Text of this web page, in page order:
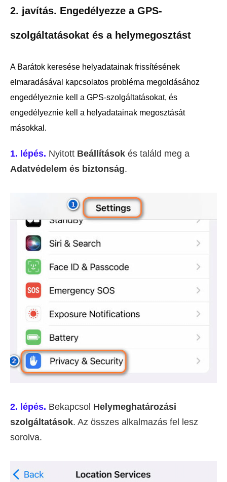
2. javítás. Engedélyezze a GPS-
szolgáltatásokat és a helymegosztást
A Barátok keresése helyadatainak frissítésének
elmaradásával kapcsolatos probléma megoldásához
engedélyeznie kell a GPS-szolgáltatásokat, és
engedélyeznie kell a helyadatainak megosztását
másokkal.
1. lépés. Nyitott Beállítások és találd meg a
Adatvédelem és biztonság.
2. lépés. Bekapcsol Helymeghatározási
szolgáltatások. Az összes alkalmazás fel lesz
sorolva.